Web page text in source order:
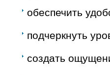
обеспечить
подчеркнуть
создать